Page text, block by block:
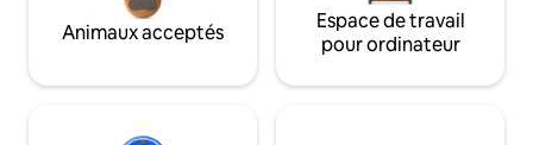
Animaux acceptés
Espace de travail
pour ordinateur